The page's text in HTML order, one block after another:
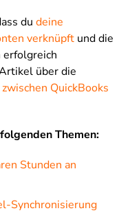
du deine
verknüpft und die
über die
QuickBooks
Themen:
Stunden an
Synchronisierung